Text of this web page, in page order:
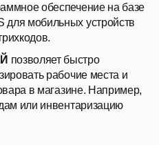
обеспечение на базе
мобильных устройств
позволяет быстро
рабочие места и
в магазине. Например,
или инвентаризацию